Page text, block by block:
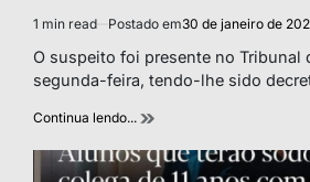
Estimated
read
1 min read Postado em30 de janeiro de
O suspeito foi presente no Tribunal
segunda-feira, tendo-lhe sido
Continua lendo...